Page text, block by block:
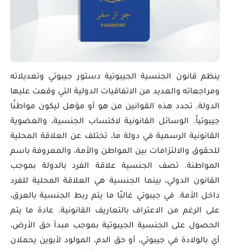
ينظم قانون الجنسية الجيبوتية دستور جيبوتي وتعديلاته
ومراجعاته والعديد من الاتفاقيات الدولية التي وقعت عليها
الدولة. تحدد هذه القوانين من هو أو مؤهل ليكون مواطنًا
جيبوتياً. الوسائل القانونية لاكتساب الجنسية، والعضوية
القانونية الرسمية في دولة ما، تختلف عن العلاقة المحلية
للحقوق والالتزامات بين المواطن والأمة، والمعروفة باسم
المواطنة. تصف الجنسية علاقة الفرد بالدولة بموجب
القانون الدولي، بينما الجنسية هي العلاقة المحلية للفرد
داخل الأمة. في جيبوتي غالبًا ما يتم ربط الجنسية بالعرق،
على الرغم من الاعتراف بالتعاريف القانونية. عادة ما يتم
الحصول على الجنسية الجيبوتية بموجب مبدأ حق الأرض،
أي بالولادة في جيبوتي، أو حق الدم، المولود لأبوين يحملان